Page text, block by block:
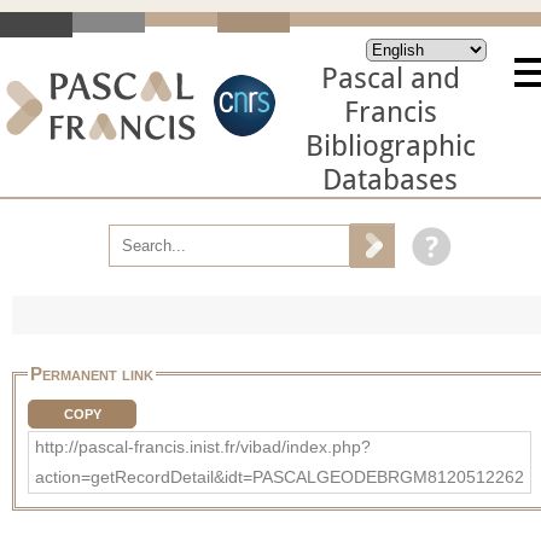
Pascal and
Francis
Bibliographic
Databases
Permanent link
COPY
http://pascal-francis.inist.fr/vibad/index.php?
action=getRecordDetail&idt=PASCALGEODEBRGM8120512262